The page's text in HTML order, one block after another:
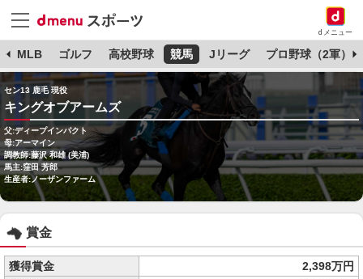
dメニュー
MLB ゴルフ 高校野球 競馬 Jリーグ プロ野球（2軍）
セン13 鹿毛 現役
キングオブアームズ
父:ディープインパクト
母:アーマイン
調教師:藤沢 和雄 (美浦)
馬主:窪田 芳郎
生産者:ノーザンファーム
賞金
獲得賞金
2,398万円